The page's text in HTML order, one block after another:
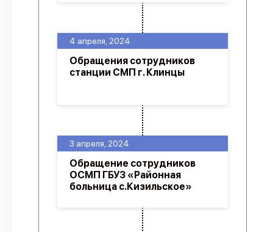
3 апреля, 2024
Обращение сотрудников
ОСМП ГБУЗ «Районная
больница с.Кизильское»
4 апреля, 2024
Обращения сотрудников
станции СМП г. Клинцы